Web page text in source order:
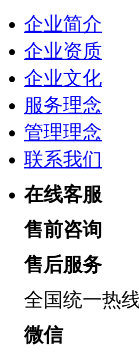
企业简介
企业资质
企业文化
服务理念
管理理念
联系我们
在线客服
售前咨询
售后服务
全国统一热
微信